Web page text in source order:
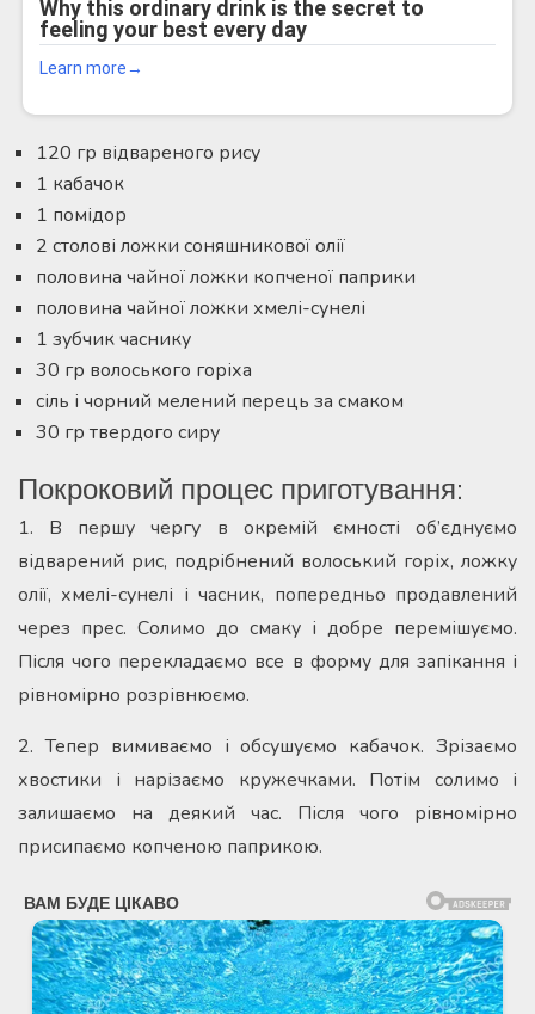
120 гр відвареного рису
1 кабачок
1 помідор
2 столові ложки соняшникової олії
половина чайної ложки копченої паприки
половина чайної ложки хмелі-сунелі
1 зубчик часнику
30 гр волоського горіха
сіль і чорний мелений перець за смаком
30 гр твердого сиру
Покроковий процес приготування:
1. В першу чергу в окремій ємності об’єднуємо
відварений рис, подрібнений волоський горіх, ложку
олії, хмелі-сунелі і часник, попередньо продавлений
через прес. Солимо до смаку і добре перемішуємо.
Після чого перекладаємо все в форму для запікання і
рівномірно розрівнюємо.
2. Тепер вимиваємо і обсушуємо кабачок. Зрізаємо
хвостики і нарізаємо кружечками. Потім солимо і
залишаємо на деякий час. Після чого рівномірно
присипаємо копченою паприкою.